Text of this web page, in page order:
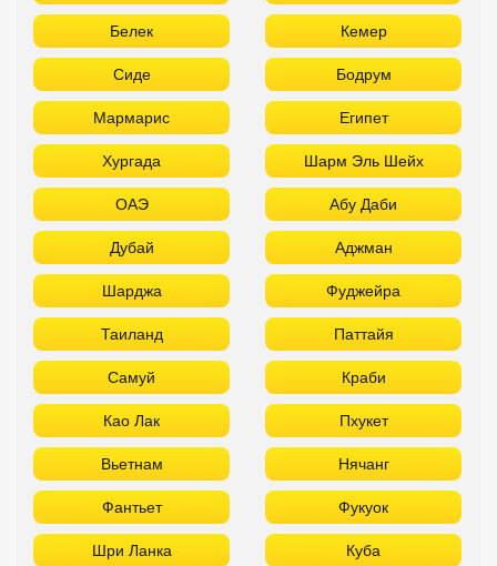
Белек Кемер
Сиде Бодрум
Мармарис Египет
Хургада Шарм Эль Шейх
ОАЭ Абу Даби
Дубай Аджман
Шарджа Фуджейра
Таиланд Паттайя
Самуй Краби
Као Лак Пхукет
Вьетнам Нячанг
Фантьет Фукуок
Шри Ланка Куба